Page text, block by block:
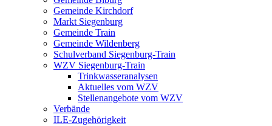
Gemeinde Kirchdorf
Markt Siegenburg
Gemeinde Train
Gemeinde Wildenberg
Schulverband Siegenburg-Train
WZV Siegenburg-Train
Trinkwasseranalysen
Aktuelles vom WZV
Stellenangebote vom WZV
Verbände
ILE-Zugehörigkeit